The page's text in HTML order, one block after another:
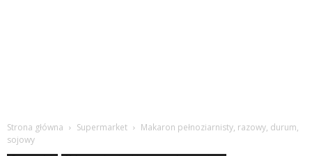
Strona główna Supermarket
Makaron pełnoziarnisty, razowy, durum,
sojowy